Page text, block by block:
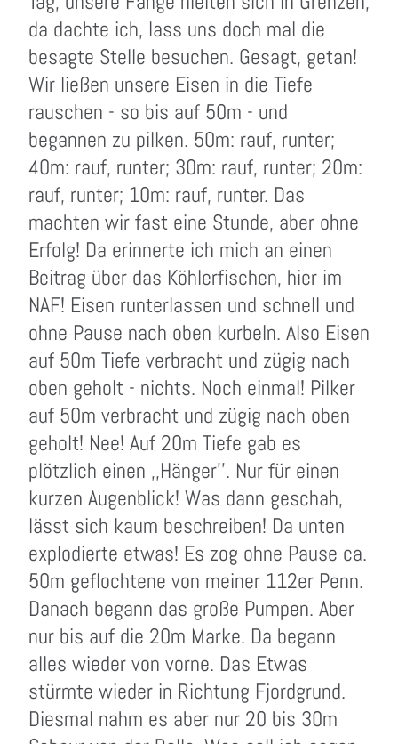
da dachte ich, lass uns doch mal die
besagte Stelle besuchen. Gesagt, getan!
Wir ließen unsere Eisen in die Tiefe
rauschen - so bis auf 50m - und
begannen zu pilken. 50m: rauf, runter;
40m: rauf, runter; 30m: rauf, runter; 20m:
rauf, runter; 10m: rauf, runter. Das
machten wir fast eine Stunde, aber ohne
Erfolg! Da erinnerte ich mich an einen
Beitrag über das Köhlerfischen, hier im
NAF! Eisen runterlassen und schnell und
ohne Pause nach oben kurbeln. Also Eisen
auf 50m Tiefe verbracht und zügig nach
oben geholt - nichts. Noch einmal! Pilker
auf 50m verbracht und zügig nach oben
geholt! Nee! Auf 20m Tiefe gab es
plötzlich einen ,,Hänger''. Nur für einen
kurzen Augenblick! Was dann geschah,
lässt sich kaum beschreiben! Da unten
explodierte etwas! Es zog ohne Pause ca.
50m geflochtene von meiner 112er Penn.
Danach begann das große Pumpen. Aber
nur bis auf die 20m Marke. Da begann
alles wieder von vorne. Das Etwas
stürmte wieder in Richtung Fjordgrund.
Diesmal nahm es aber nur 20 bis 30m